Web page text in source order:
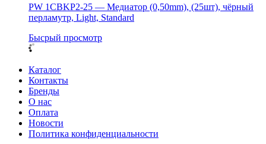
PW 1CBKP2-25 — Медиатор (0,50mm), (25шт), чёрный
перламутр, Light, Standard
Бысрый просмотр
Каталог
Контакты
Бренды
О нас
Оплата
Новости
Политика конфиденциальности